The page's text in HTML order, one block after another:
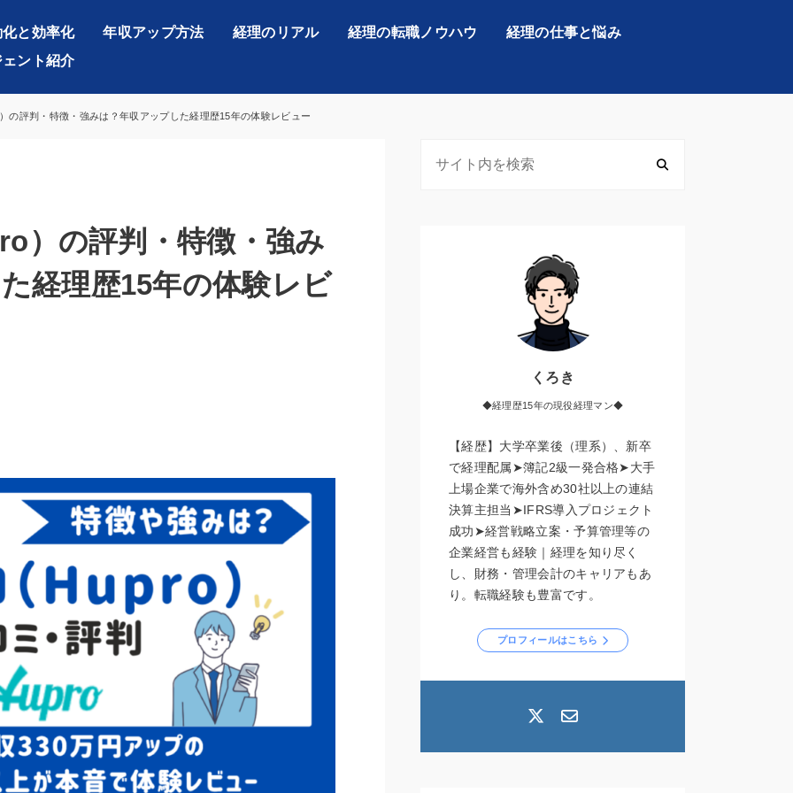
と効率化 年収アップ方法 経理のリアル 経理の転職ノウハウ
経理の仕事と悩み
ント紹介
の評判・特徴・強みは？年収アップした経理歴15年の体験レビュー
）の評判・特徴・強み
経理歴15年の体験レビ
くろき
◆経理歴15年の現役経理マン◆
【経歴】大学卒業後（理系）、新卒
で経理配属➤簿記2級一発合格➤大手
上場企業で海外含め30社以上の連結
決算主担当➤IFRS導入プロジェクト
成功➤経営戦略立案・予算管理等の
企業経営も経験｜経理を知り尽く
し、財務・管理会計のキャリアもあ
り。転職経験も豊富です。
プロフィールはこちら